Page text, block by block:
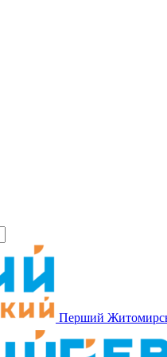
Перший